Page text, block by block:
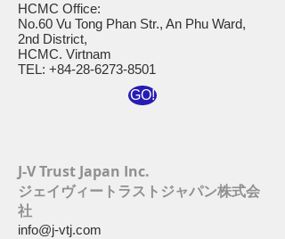
HCMC Office:
No.60 Vu Tong Phan Str., An Phu Ward,
2nd District,
HCMC. Virtnam
TEL: +84-28-6273-8501
GO!
J-V Trust Japan Inc.
ジェイヴィートラストジャパン株式会
社
info@j-vtj.com